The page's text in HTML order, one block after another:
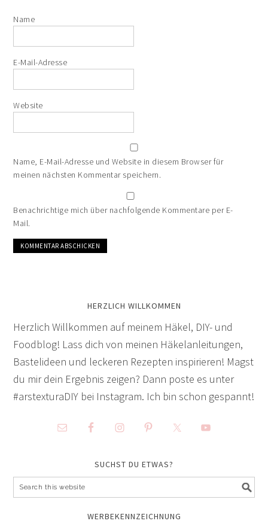
Name
E-Mail-Adresse
Website
Name, E-Mail-Adresse und Website in diesem Browser für
meinen nächsten Kommentar speichern.
Benachrichtige mich über nachfolgende Kommentare per E-
Mail.
HERZLICH WILLKOMMEN
Herzlich Willkommen auf meinem Häkel, DIY- und
Foodblog! Lass dich von meinen Häkelanleitungen,
Bastelideen und leckeren Rezepten inspirieren! Magst
du mir dein Ergebnis zeigen? Dann poste es unter
#arstexturaDIY bei Instagram. Ich bin schon gespannt!
SUCHST DU ETWAS?
WERBEKENNZEICHNUNG